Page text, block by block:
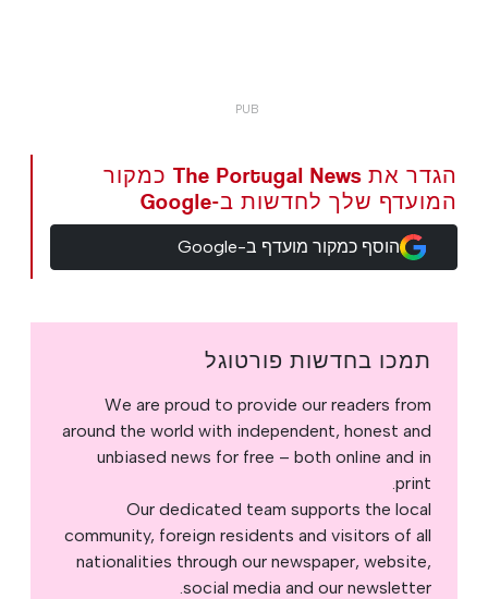
הגדר את The Portugal News כמקור
המועדף שלך לחדשות ב-Google
הוסף כמקור מועדף ב-Google
תמכו בחדשות פורטוגל
We are proud to provide our readers from
around the world with independent, honest and
unbiased news for free – both online and in
print.
Our dedicated team supports the local
community, foreign residents and visitors of all
nationalities through our newspaper, website,
social media and our newsletter.